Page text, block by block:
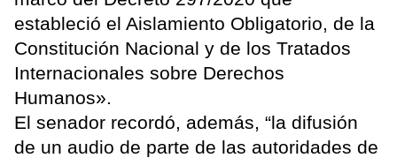
estableció el Aislamiento Obligatorio, de la
Constitución Nacional y de los Tratados
Internacionales sobre Derechos
Humanos».
El senador recordó, además, “la difusión
de un audio de parte de las autoridades de